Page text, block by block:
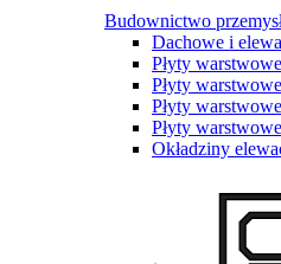
Budownictwo
Dachowe i
Płyty warstwowe
Płyty warstwowe
Płyty warstwowe
Płyty warstwowe
Okładziny